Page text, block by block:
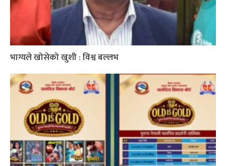
भाग्यले खोसेको खुशी : विश्व बल्लभ